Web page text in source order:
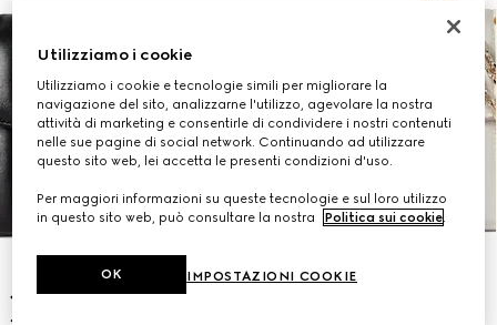
Utilizziamo i cookie
Utilizziamo i cookie e tecnologie simili per migliorare la
navigazione del sito, analizzarne l'utilizzo, agevolare la nostra
attività di marketing e consentirle di condividere i nostri contenuti
nelle sue pagine di social network. Continuando ad utilizzare
questo sito web, lei accetta le presenti condizioni d'uso.
Per maggiori informazioni su queste tecnologie e sul loro utilizzo
in questo sito web, può consultare la nostra
Politica sui cookie.
IMPOSTAZIONI COOKIE
OK